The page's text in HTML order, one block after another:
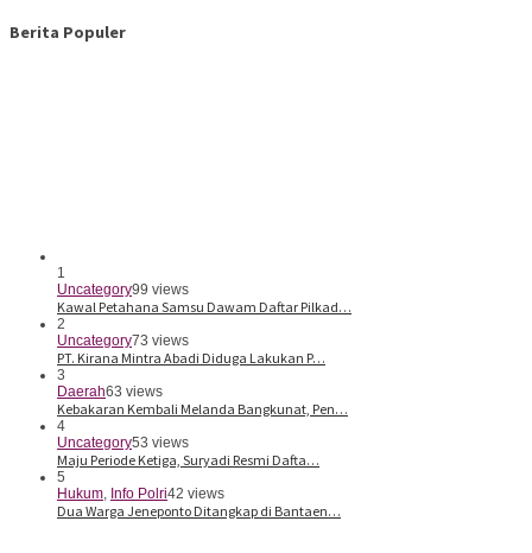
Berita Populer
1
Uncategory99 views
Kawal Petahana Samsu Dawam Daftar Pilkad…
2
Uncategory73 views
PT. Kirana Mintra Abadi Diduga Lakukan P…
3
Daerah63 views
Kebakaran Kembali Melanda Bangkunat, Pen…
4
Uncategory53 views
Maju Periode Ketiga, Suryadi Resmi Dafta…
5
Hukum Info Polri42 views
Dua Warga Jeneponto Ditangkap di Bantaen…